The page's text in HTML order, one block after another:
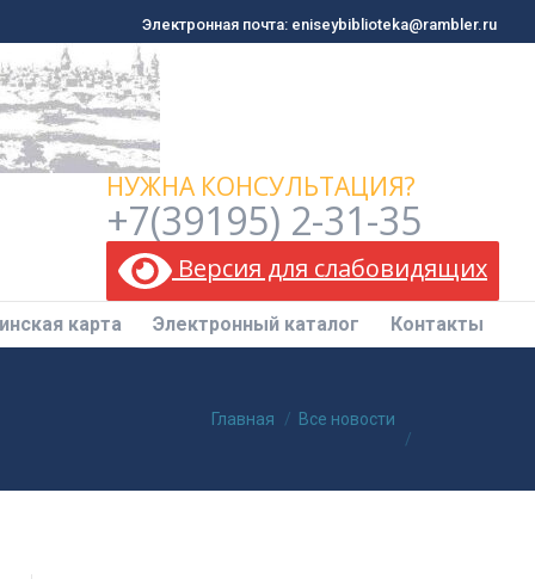
Электронная почта: eniseybiblioteka@rambler.ru
НУЖНА КОНСУЛЬТАЦИЯ?
+7(39195) 2-31-35
Версия для слабовидящих
карта Электронный каталог Контакты
Вы здесь:
Главная Все новости
Электронная почта: eniseybiblioteka@rambler.ru
карта Электронный каталог